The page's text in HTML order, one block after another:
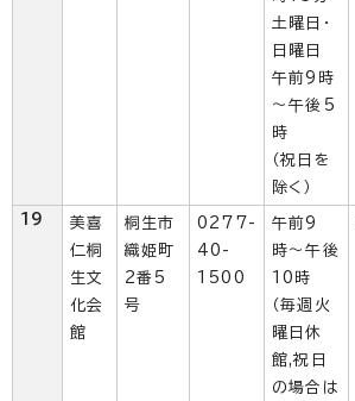
土曜日・
日曜日
午前9時
～午後5
時
（祝日を
除く）
19
美喜
仁桐
生文
化会
館
桐生市
織姫町
2番5
号
0277-
40-
1500
午前9
時〜午後
10時
（毎週火
曜日休
館,祝日
の場合は